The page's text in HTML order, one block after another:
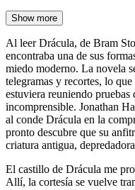
Show more
Al leer Drácula, de Bram
encontraba una de sus
miedo moderno. La novela
telegramas y recortes, lo
estuviera reuniendo pruebas
incomprensible. Jonathan
al conde Drácula en la
pronto descubre que su
criatura antigua,
El castillo de Drácula me
Allí, la cortesía se vuelve